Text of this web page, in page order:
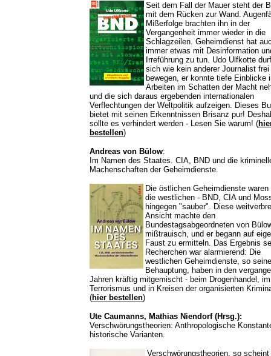
Seit dem Fall der Mauer steht der
mit dem Rücken zur Wand.
Mißerfolge brachten ihn in der
Vergangenheit immer wieder in die
Schlagzeilen. Geheimdienst hat
immer etwas mit Desinformation
Irreführung zu tun. Udo Ulfkotte
sich wie kein anderer Journalist frei
bewegen, er konnte tiefe Einblicke
Arbeiten im Schatten der Macht
und die sich daraus ergebenden internationalen
Verflechtungen der Weltpolitik aufzeigen. Dieses
bietet mit seinen Erkenntnissen Brisanz pur!
sollte es verhindert werden - Lesen Sie warum! (
bestellen)
Andreas von Bülow:
Im Namen des Staates. CIA, BND und die
Machenschaften der Geheimdienste.
Die östlichen Geheimdienste waren
die westlichen - BND, CIA und
hingegen "sauber". Diese
Ansicht machte den
Bundestagsabgeordneten von
mißtrauisch, und er begann auf
Faust zu ermitteln. Das Ergebnis
Recherchen war alarmierend: Die
westlichen Geheimdienste, so seine
Behauptung, haben in den
Jahren kräftig mitgemischt - beim Drogenhandel, im
Terrorismus und in Kreisen der organisierten
(hier bestellen)
Ute Caumanns, Mathias Niendorf (Hrsg.):
Verschwörungstheorien: Anthropologische
historische Varianten.
Verschwörungstheorien, so